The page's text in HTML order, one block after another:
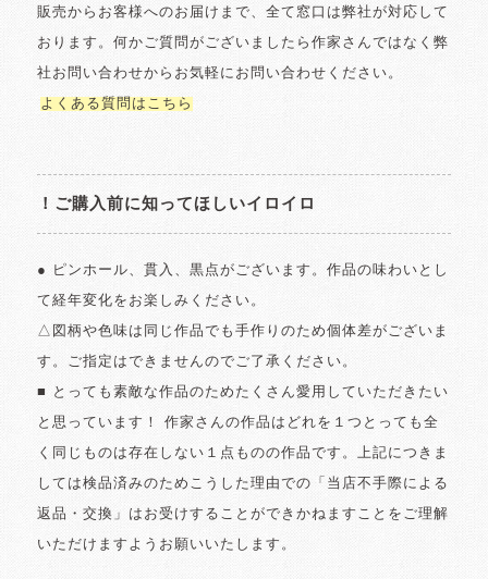
販売からお客様へのお届けまで、全て窓口は弊社が対応して
おります。何かご質問がございましたら作家さんではなく弊
社お問い合わせからお気軽にお問い合わせください。
よくある質問はこちら
！ご購入前に知ってほしいイロイロ
● ピンホール、貫入、黒点がございます。作品の味わいとし
て経年変化をお楽しみください。
△図柄や色味は同じ作品でも手作りのため個体差がございま
す。ご指定はできませんのでご了承ください。
■ とっても素敵な作品のためたくさん愛用していただきたい
と思っています！ 作家さんの作品はどれを１つとっても全
く同じものは存在しない１点ものの作品です。上記につきま
しては検品済みのためこうした理由での「当店不手際による
返品・交換」はお受けすることができかねますことをご理解
いただけますようお願いいたします。